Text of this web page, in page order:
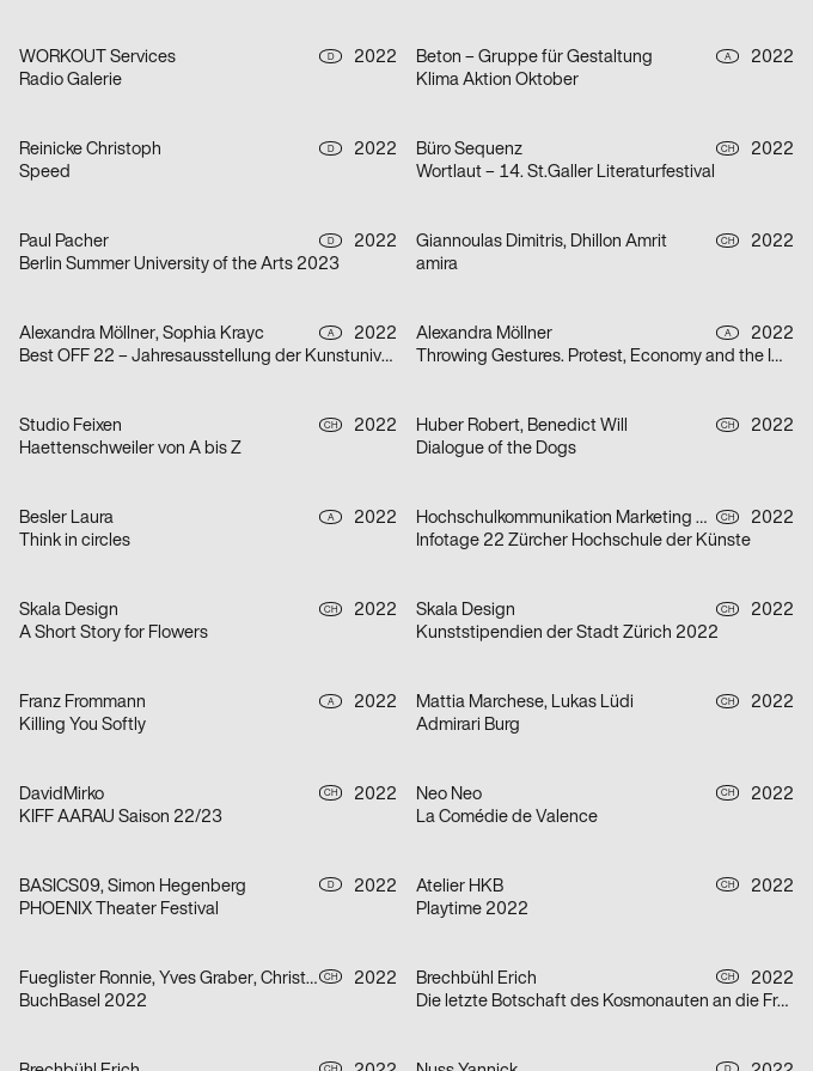
WORKOUT Services D
2022
Radio Galerie
Beton – Gruppe für Gestaltung A
2022
Klima Aktion Oktober
Reinicke Christoph D
2022
Speed
Büro Sequenz CH
2022
Wortlaut – 14. St.Galler Literaturfestival
Paul Pacher D
2022
Berlin Summer University of the Arts 2023
Giannoulas Dimitris, Dhillon Amrit CH
2022
amira
Alexandra Möllner, Sophia Krayc A
2022
Best OFF 22 – Jahresausstellung der Kunstuniversität Linz
Alexandra Möllner A
2022
Throwing Gestures. Protest, Economy and the Imperceptible
Studio Feixen CH
2022
Haettenschweiler von A bis Z
Huber Robert, Benedict Will CH
2022
Dialogue of the Dogs
Besler Laura A
2022
Think in circles
Hochschulkommunikation Marketing ZHdK CH
2022
Infotage 22 Zürcher Hochschule der Künste
Skala Design CH
2022
A Short Story for Flowers
Skala Design CH
2022
Kunststipendien der Stadt Zürich 2022
Franz Frommann A
2022
Killing You Softly
Mattia Marchese, Lukas Lüdi CH
2022
Admirari Burg
DavidMirko CH
2022
KIFF AARAU Saison 22/23
Neo Neo CH
2022
La Comédie de Valence
BASICS09, Simon Hegenberg D
2022
PHOENIX Theater Festival
Atelier HKB CH
2022
Playtime 2022
Fueglister Ronnie, Yves Graber, Christian Hofer CH
2022
BuchBasel 2022
Brechbühl Erich CH
2022
Die letzte Botschaft des Kosmonauten an die Frau, die er einst in der ehemaligen Sowjetunion liebte